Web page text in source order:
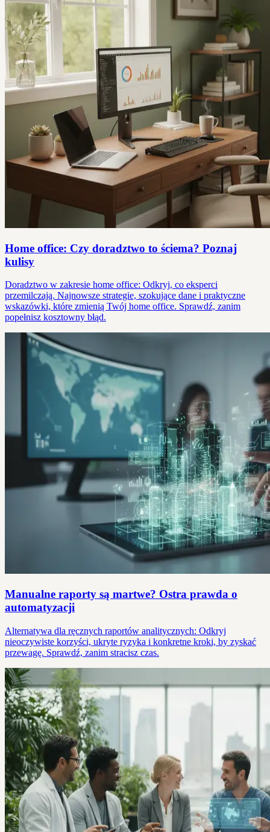
Home office: Czy doradztwo to ściema? Poznaj
kulisy
Doradztwo w zakresie home office: Odkryj, co eksperci
przemilczają. Najnowsze strategie, szokujące dane i praktyczne
wskazówki, które zmienią Twój home office. Sprawdź, zanim
popełnisz kosztowny błąd.
Manualne raporty są martwe? Ostra prawda o
automatyzacji
Alternatywa dla ręcznych raportów analitycznych: Odkryj
nieoczywiste korzyści, ukryte ryzyka i konkretne kroki, by zyskać
przewagę. Sprawdź, zanim stracisz czas.